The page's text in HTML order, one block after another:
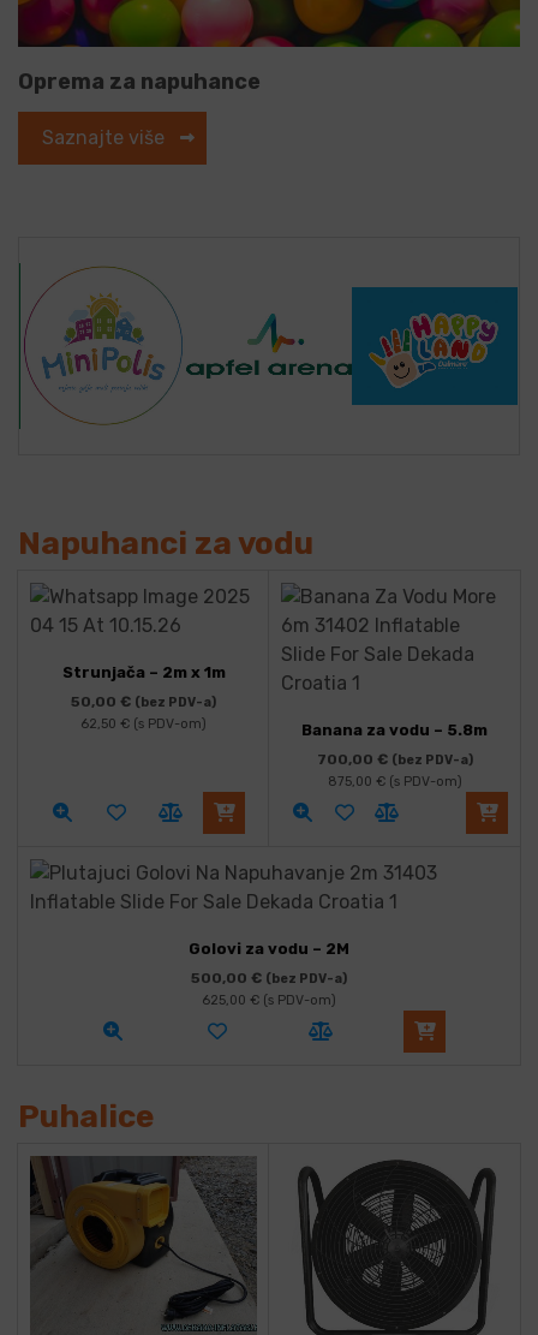
Oprema za napuhance
Saznajte više
Napuhanci za vodu
Strunjača – 2m x 1m
50,00 € (bez PDV-a)
62,50 € (s PDV-om) Banana za vodu – 5.8m
700,00 € (bez PDV-a)
875,00 €(s PDV-om)
Golovi za vodu – 2M
500,00 € (bez PDV-a)
625,00 € (s PDV-om)
Puhalice